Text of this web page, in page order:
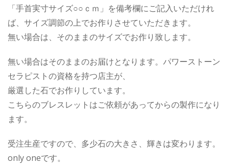
「手首実寸サイズ○○ｃｍ」を備考欄にご記入いただけれ
ば、サイズ調節の上でお作りさせていただきます。
無い場合は、そのままのサイズでお作り致します。
無い場合はそのままのお届けとなります。パワーストーン
セラピストの資格を持つ店主が、
厳選した石でお作りしています。
こちらのブレスレットはご依頼があってからの製作になり
ます。
受注生産ですので、多少石の大きさ、輝きは変わります。
only oneです。